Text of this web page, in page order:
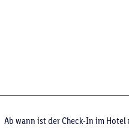
Ab wann ist der Check-In im Hotel